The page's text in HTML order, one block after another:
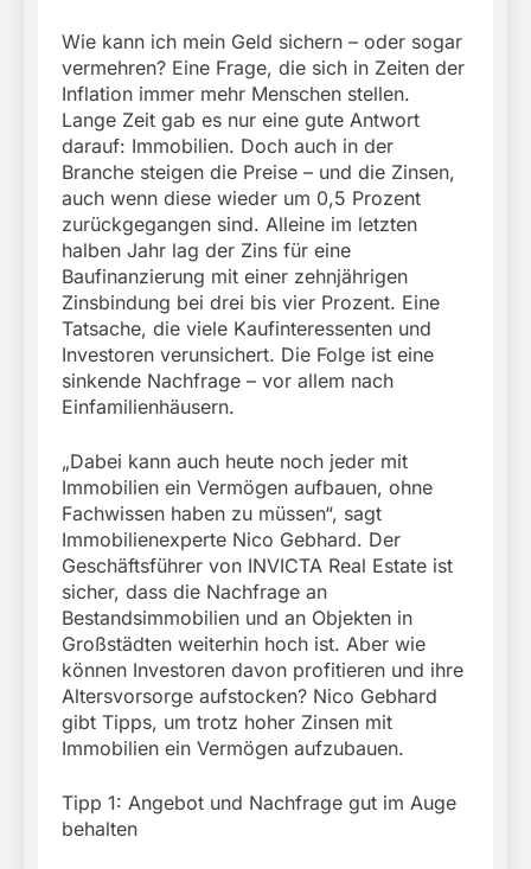
Wie kann ich mein Geld sichern – oder sogar
vermehren? Eine Frage, die sich in Zeiten der
Inflation immer mehr Menschen stellen.
Lange Zeit gab es nur eine gute Antwort
darauf: Immobilien. Doch auch in der
Branche steigen die Preise – und die Zinsen,
auch wenn diese wieder um 0,5 Prozent
zurückgegangen sind. Alleine im letzten
halben Jahr lag der Zins für eine
Baufinanzierung mit einer zehnjährigen
Zinsbindung bei drei bis vier Prozent. Eine
Tatsache, die viele Kaufinteressenten und
Investoren verunsichert. Die Folge ist eine
sinkende Nachfrage – vor allem nach
Einfamilienhäusern.
„Dabei kann auch heute noch jeder mit
Immobilien ein Vermögen aufbauen, ohne
Fachwissen haben zu müssen“, sagt
Immobilienexperte Nico Gebhard. Der
Geschäftsführer von INVICTA Real Estate ist
sicher, dass die Nachfrage an
Bestandsimmobilien und an Objekten in
Großstädten weiterhin hoch ist. Aber wie
können Investoren davon profitieren und ihre
Altersvorsorge aufstocken? Nico Gebhard
gibt Tipps, um trotz hoher Zinsen mit
Immobilien ein Vermögen aufzubauen.
Tipp 1: Angebot und Nachfrage gut im Auge
behalten